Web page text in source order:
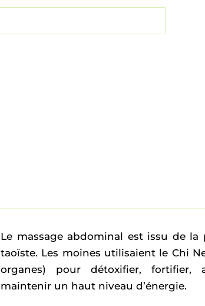
Le massage abdominal est issu de la
taoïste. Les moines utilisaient le Chi
organes) pour détoxifier,
maintenir un haut niveau d’énergie.